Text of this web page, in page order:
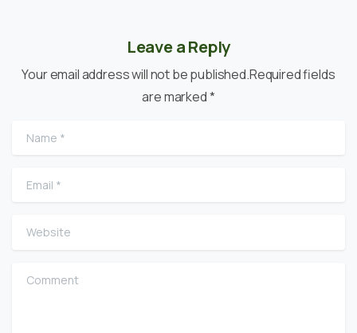
Leave a Reply
Your email address will not be published.Required fields
are marked *
Name
Email
Website
Comment